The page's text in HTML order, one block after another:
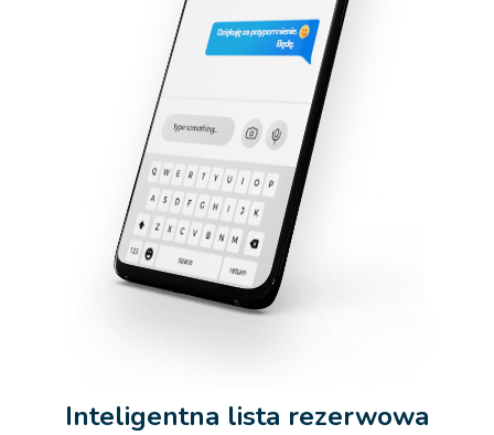
Inteligentna lista rezerwowa